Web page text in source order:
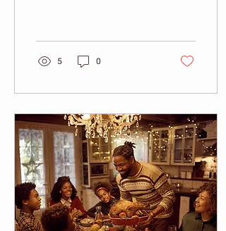
saison . Accessible 7 jours
sur 7, 24 h/24 , notre
épicerie automatique vous
plusieurs façons de faire
vos courses selon vos
besoins et votre rythme 👇
🛍️ 1. Achat DIRECT à la
borne pour manger local 📍
Sur place dans nos casiers
réfrigérés, sélectionnez vos
produits directement sur la
borne tactile, payez sur
place...
5 0